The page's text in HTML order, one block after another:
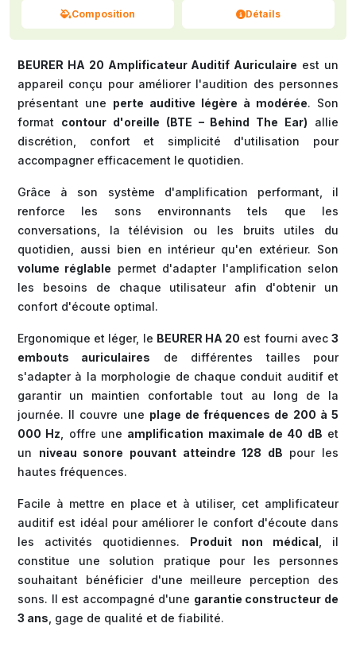
Composition Détails
BEURER HA 20 Amplificateur Auditif Auriculaire est un
appareil conçu pour améliorer l'audition des personnes
présentant une perte auditive légère à modérée. Son
format contour d'oreille (BTE – Behind The Ear) allie
discrétion, confort et simplicité d'utilisation pour
accompagner efficacement le quotidien.
Grâce à son système d'amplification performant, il
renforce les sons environnants tels que les
conversations, la télévision ou les bruits utiles du
quotidien, aussi bien en intérieur qu'en extérieur. Son
volume réglable permet d'adapter l'amplification selon
les besoins de chaque utilisateur afin d'obtenir un
confort d'écoute optimal.
Ergonomique et léger, le BEURER HA 20 est fourni avec3
embouts auriculaires de différentes tailles pour
s'adapter à la morphologie de chaque conduit auditif et
garantir un maintien confortable tout au long de la
journée. Il couvre une plage de fréquences de 200 à 5
000 Hz , offre une amplification maximale de 40 dB et
un niveau sonore pouvant atteindre 128 dB pour les
hautes fréquences.
Facile à mettre en place et à utiliser, cet amplificateur
auditif est idéal pour améliorer le confort d'écoute dans
les activités quotidiennes. Produit non médical , il
constitue une solution pratique pour les personnes
souhaitant bénéficier d'une meilleure perception des
sons. Il est accompagné d'une garantie constructeur de
3 ans , gage de qualité et de fiabilité.